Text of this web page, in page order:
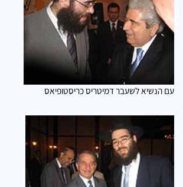
עם הנשיא לשעבר דמיטריס כריסטופיאס